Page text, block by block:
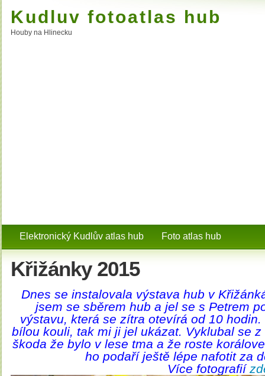
Kudluv fotoatlas hub
Houby na Hlinecku
Elektronický Kudlův atlas hub Foto atlas hub
Křižánky 2015
Dnes se instalovala výstava hub v
jsem se sběrem hub a jel se s Petrem
výstavu, která se zítra otevírá od 10
bílou kouli, tak mi ji jel ukázat. Vyklubal se
škoda že bylo v lese tma a že roste
ho podaří ještě lépe nafotit za
Více fotografií